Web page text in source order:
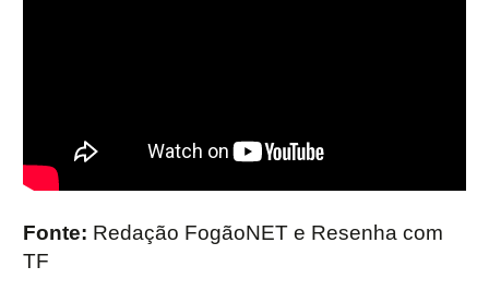
Fonte: Redação FogãoNET e Resenha com
TF